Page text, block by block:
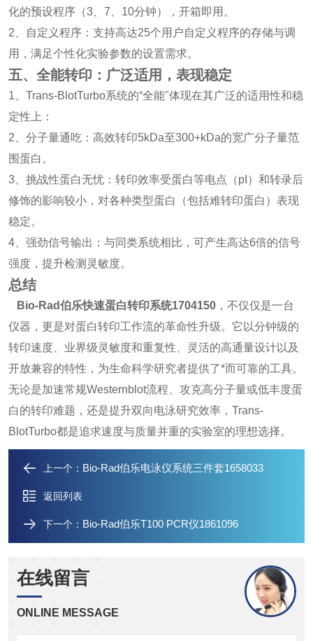
化的预设程序（3、7、10分钟），开箱即用。
2、自定义程序：支持高达25个用户自定义程序的存储与调
用，满足个性化实验参数的设置需求。
五、全能转印：广泛适用，表现稳定
1、Trans-BlotTurbo系统的“全能"体现在其广泛的适用性和稳
定性上：
2、分子量通吃：高效转印5kDa至300+kDa的宽广分子量范
围蛋白。
3、挑战性蛋白无忧：转印效率受蛋白等电点（pI）和转录后
修饰的影响较小，对各种类型蛋白（包括难转印蛋白）表现
稳定。
4、强劲信号输出：与同类系统相比，可产生高达6倍的信号
强度，提升检测灵敏度。
总结
Bio-Rad伯乐快速蛋白转印系统1704150 ，不仅仅是一台
仪器，更是对蛋白转印工作流的革命性升级。它以分钟级的
转印速度、业界级灵敏度和重复性、灵活的高通量设计以及
开放兼容的特性，为生命科学研究者提供了*而可靠的工具。
无论是加速常规Westernblot流程、攻克高分子量或低丰度蛋
白的转印难题，还是提升双向电泳研究效率，Trans-
BlotTurbo都是追求速度与质量并重的实验室的理想选择。
上一个： Bio-Rad伯乐电泳仪系统三件套1658033
返回列表
下一个： Bio-Rad伯乐T100 PCR仪1861096
在线留言
ONLINE MESSAGE